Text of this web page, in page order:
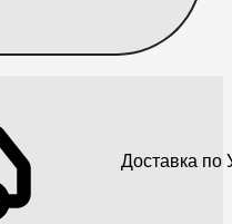
Доставка по